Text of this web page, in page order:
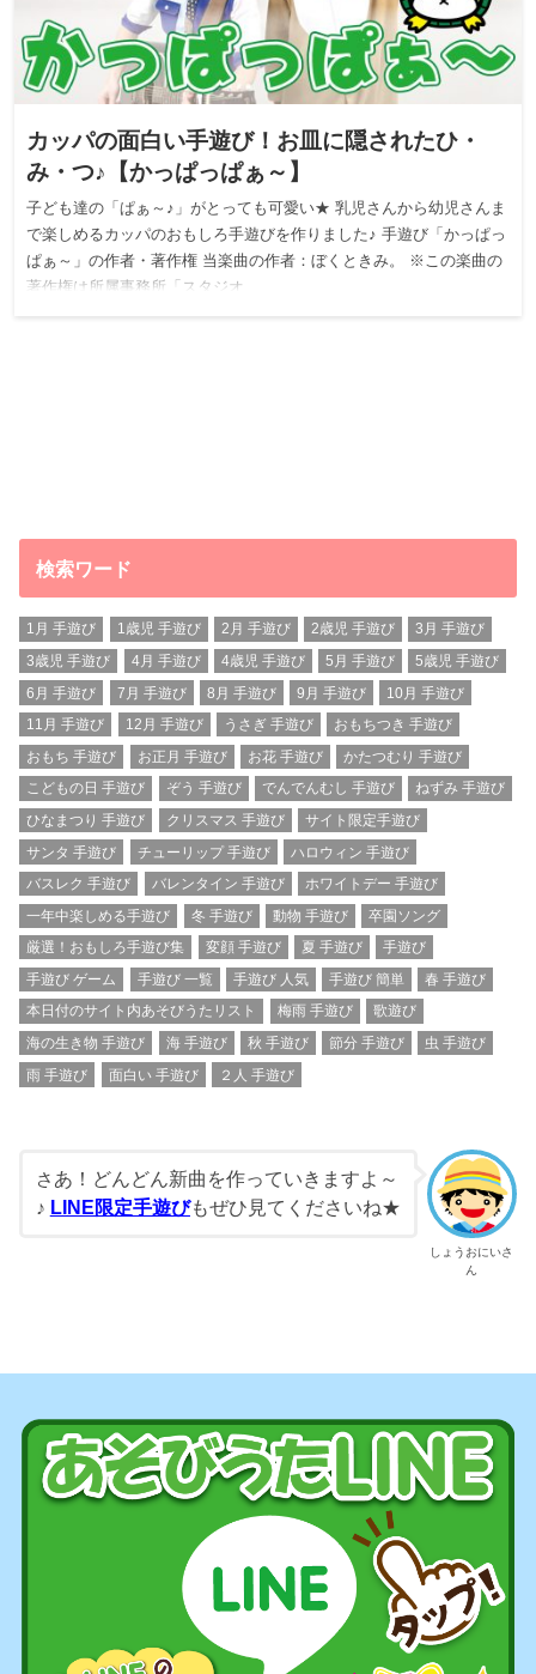
カッパの面白い手遊び！お皿に隠されたひ・
み・つ♪【かっぱっぱぁ～】
子ども達の「ぱぁ～♪」がとっても可愛い★ 乳児さんから幼児さんま
で楽しめるカッパのおもしろ手遊びを作りました♪ 手遊び「かっぱっ
ぱぁ～」の作者・著作権 当楽曲の作者：ぼくときみ。 ※この楽曲の
著作権は所属事務所「スタジオ…
検索ワード
1月 手遊び 1歳児 手遊び 2月 手遊び 2歳児 手遊び
3月 手遊び
3歳児 手遊び
4月 手遊び 4歳児 手遊び 5月 手遊び
5歳児 手遊び
6月 手遊び
7月 手遊び 8月 手遊び 9月 手遊び
10月 手遊び
11月 手遊び
12月 手遊び うさぎ 手遊び
おもちつき 手遊び
おもち 手遊び
お正月 手遊び お花 手遊び
かたつむり 手遊び
こどもの日 手遊び
ぞう 手遊び でんでんむし 手遊び
ねずみ 手遊び
ひなまつり 手遊び
クリスマス 手遊び
サイト限定手遊び
サンタ 手遊び
チューリップ 手遊び
ハロウィン 手遊び
バスレク 手遊び
バレンタイン 手遊び
ホワイトデー 手遊び
一年中楽しめる手遊び
冬 手遊び 動物 手遊び
卒園ソング
厳選！おもしろ手遊び集
変顔 手遊び 夏 手遊び
手遊び
手遊び ゲーム
手遊び 一覧 手遊び 人気 手遊び 簡単
春 手遊び
本日付のサイト内あそびうたリスト
梅雨 手遊び
歌遊び
海の生き物 手遊び
海 手遊び 秋 手遊び 節分 手遊び
虫 手遊び
雨 手遊び
面白い 手遊び ２人 手遊び
しょうおにいさ
ん
さ あ！どんどん新曲を作っていきますよ～
♪ LINE限定手遊びもぜひ見てくださいね★